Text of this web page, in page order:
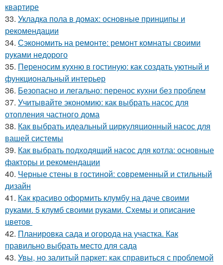
квартире
33. Укладка пола в домах: основные принципы и
рекомендации
34. Сэкономить на ремонте: ремонт комнаты своими
руками недорого
35. Переносим кухню в гостиную: как создать уютный и
функциональный интерьер
36. Безопасно и легально: перенос кухни без проблем
37. Учитывайте экономию: как выбрать насос для
отопления частного дома
38. Как выбрать идеальный циркуляционный насос для
вашей системы
39. Как выбрать подходящий насос для котла: основные
факторы и рекомендации
40. Черные стены в гостиной: современный и стильный
дизайн
41. Как красиво оформить клумбу на даче своими
руками. 5 клумб своими руками. Схемы и описание
цветов
42. Планировка сада и огорода на участка. Как
правильно выбрать место для сада
43. Увы, но залитый паркет: как справиться с проблемой